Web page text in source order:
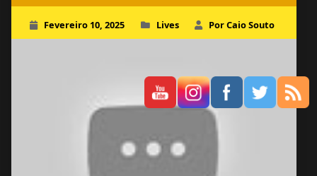
Fevereiro 10, 2025 Lives Por Caio Souto